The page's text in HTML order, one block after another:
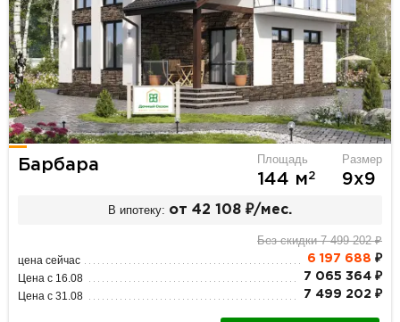
Барбара Площадь
144 м2
Размер
9х9
В ипотеку: от 42 108 ₽/мес.
Без скидки 7 499 202 ₽
цена сейчас 6 197 688 ₽
Цена с 16.08 7 065 364 ₽
Цена с 31.08 7 499 202 ₽